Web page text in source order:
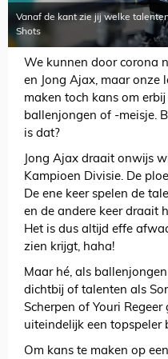
Vanaf de kant zie jij welke
Shots
We kunnen door corona
en Jong Ajax, maar onze
maken toch kans om
ballenjongen of -meisje.
is dat?
Jong Ajax draait onwijs
Kampioen Divisie. De
De ene keer spelen de
en de andere keer draait
Het is dus altijd effe
zien krijgt, haha!
Maar hé, als
dichtbij of talenten als
Scherpen of Youri
uiteindelijk een topspeler
Om kans te maken op